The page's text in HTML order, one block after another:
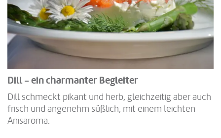
Dill - ein charmanter Begleiter
Dill schmeckt pikant und herb, gleichzeitig aber auch
frisch und angenehm süßlich, mit einem leichten
Anisaroma.